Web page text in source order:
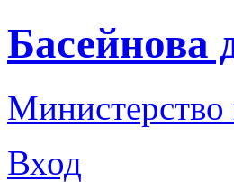
Басейнова
Министерство
Вход